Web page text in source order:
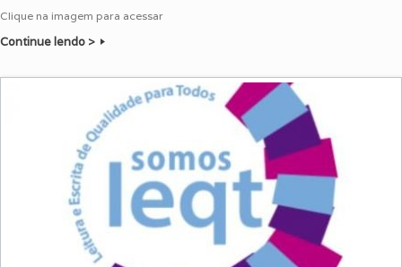
Clique na imagem para acessar
Continue lendo >